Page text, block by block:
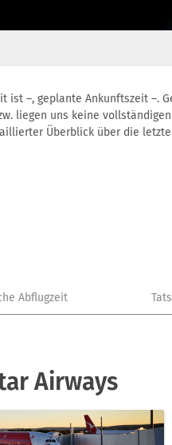
ist –, geplante Ankunftszeit –.
liegen uns keine
Überblick über die
Abflugzeit
Airways